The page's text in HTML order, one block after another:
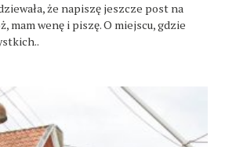
że napiszę jeszcze post na
mam wenę i piszę. O miejscu, gdzie